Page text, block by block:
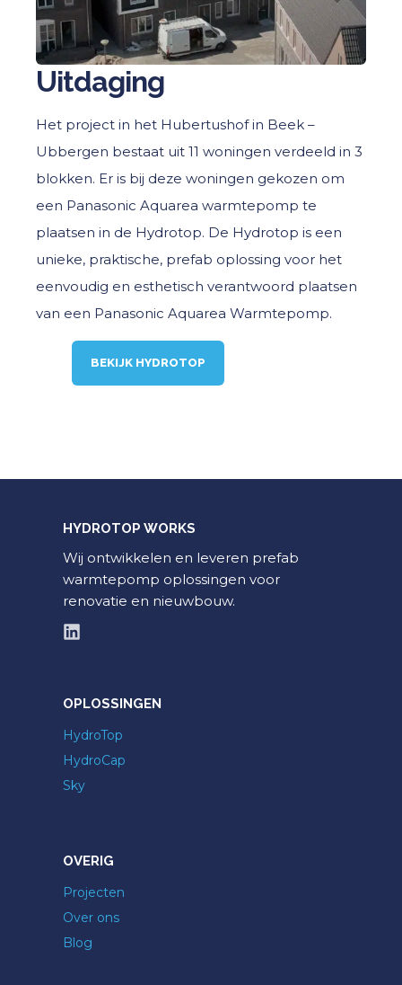
Uitdaging
Het project in het Hubertushof in Beek –
Ubbergen bestaat uit 11 woningen verdeeld in 3
blokken. Er is bij deze woningen gekozen om
een Panasonic Aquarea warmtepomp te
plaatsen in de Hydrotop. De Hydrotop is een
unieke, praktische, prefab oplossing voor het
eenvoudig en esthetisch verantwoord plaatsen
van een Panasonic Aquarea Warmtepomp.
BEKIJK HYDROTOP
HYDROTOP WORKS
Wij ontwikkelen en leveren prefab
warmtepomp oplossingen voor
renovatie en nieuwbouw.
OPLOSSINGEN
HydroTop
HydroCap
Sky
OVERIG
Projecten
Over ons
Blog